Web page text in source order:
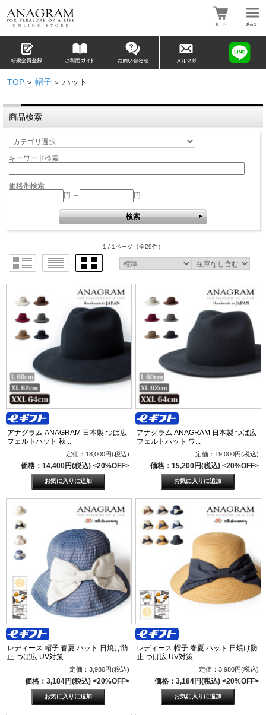
TOP > 帽子 > ハット
商品検索
キーワード検索
価格帯検索
円 ～
円
1 / 1ページ （全29件）
アナグラム ANAGRAM 日本製 つば広
フェルトハット 秋...
定価：18,000円(税込)
価格：14,400円(税込) <20%OFF>
アナグラム ANAGRAM 日本製 つば広
フェルトハット ワ...
定価：19,000円(税込)
価格：15,200円(税込) <20%OFF>
レディース 帽子 春夏 ハット 日焼け防
止 つば広 UV対策...
定価：3,980円(税込)
価格：3,184円(税込) <20%OFF>
レディース 帽子 春夏 ハット 日焼け防
止 つば広 UV対策...
定価：3,980円(税込)
価格：3,184円(税込) <20%OFF>